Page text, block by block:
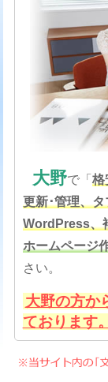
大野で「 格
更新･管理、
WordPress、
ホームページ
さい。
大野の方か
ております。